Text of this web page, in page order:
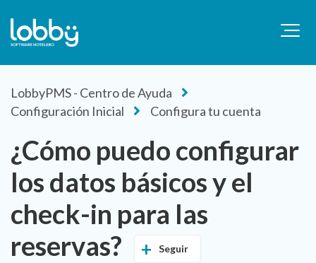
LobbyPMS - Centro de Ayuda
Configuración Inicial
Configura tu cuenta
¿Cómo puedo configurar
los datos básicos y el
check-in para las
reservas?
Seguir